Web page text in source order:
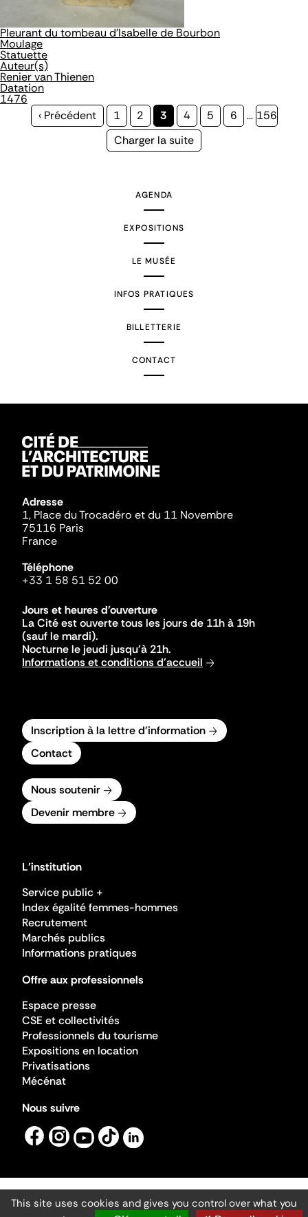
Pleurant du tombeau d'Isabelle de Bourbon
Moulage
Statuette
Auteur(s)
Renier van Thienen
Datation
1476
Page
‹ Précédent Page
1 Page
2
Page
courante
3 Page
4 Page
5 Page
6 … Page
156
Page
Charger la suite
AGENDA
EXPOSITIONS
LE MUSÉE
INFOS PRATIQUES
BILLETTERIE
CONTACT
Adresse
1, Place du Trocadéro et du 11 Novembre
75116 Paris
France
Téléphone
+33 1 58 51 52 00
Jours et heures d'ouverture
La Cité est ouverte tous les jours de 11h à 19h
(sauf le mardi).
Nocturne le jeudi jusqu'à 21h.
Informations et conditions d'accueil
Inscription à la lettre d'information
Contact
Nous soutenir
Devenir membre
L'institution
Service public +
Index égalité femmes-hommes
Recrutement
Marchés publics
Informations pratiques
Offre aux professionnels
Espace presse
CSE et collectivités
Professionnels du tourisme
Expositions en location
Privatisations
Mécénat
Nous suivre
Mentions légales
Gestion des cookies
This site uses cookies and gives you control over what you